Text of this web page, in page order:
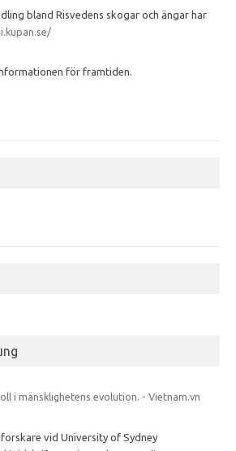
bland Risvedens skogar och ängar har
för framtiden.
i mänsklighetens evolution. - Vietnam.vn
vid University of Sydney